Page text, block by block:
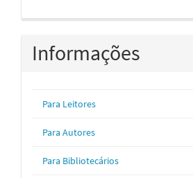
Informações
Para Leitores
Para Autores
Para Bibliotecários